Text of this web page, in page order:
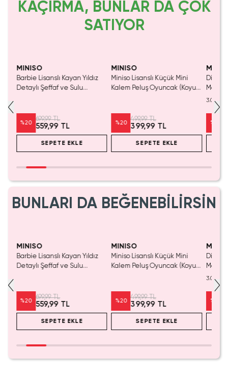
KAÇIRMA, BUNLAR DA ÇOK
SATIYOR
MINISO
Barbie Lisanslı Kayan Yıldız
Detaylı Şeffaf ve Sulu
%20
699,99 TL
559,99 TL
SEPETE EKLE
MINISO
Miniso Lisanslı Küçük Mini
Kalem Peluş Oyuncak (Koyu
%20
499,99 TL
399,99 TL
SEPETE EKLE
Mouse
Mini
3.0
%
BUNLARI DA BEĞENEBİLİRSİN
MINISO
Barbie Lisanslı Kayan Yıldız
Detaylı Şeffaf ve Sulu
%20
699,99 TL
559,99 TL
SEPETE EKLE
MINISO
Miniso Lisanslı Küçük Mini
Kalem Peluş Oyuncak (Koyu
%20
499,99 TL
399,99 TL
SEPETE EKLE
Mouse
Mini
3.0
%